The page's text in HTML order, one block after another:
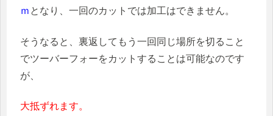
ｍ となり、一回のカットでは加工はできません。
そうなると、裏返してもう一回同じ場所を切ること
でツーバーフォーをカットすることは可能なのです
が、
大抵ずれます。